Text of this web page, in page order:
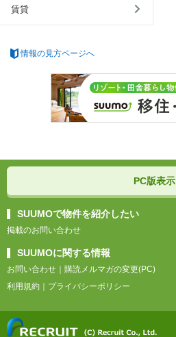
賃貸
情報の見方ページへ
PC版表示
SUUMOで物件を紹介したい
掲載のお問い合わせ
SUUMOに関する情報
お問い合わせ
購読メルマガの変更(PC)
利用規約
プライバシーポリシー